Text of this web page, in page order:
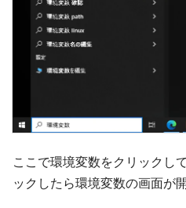
ここで環境変数をクリックし
ックしたら環境変数の画面が